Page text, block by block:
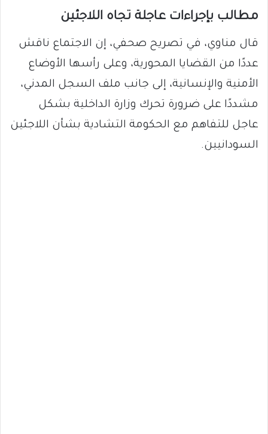
مطالب بإجراءات عاجلة تجاه اللاجئين
قال مناوي، في تصريح صحفي، إن الاجتماع ناقش
عددًا من القضايا المحورية، وعلى رأسها الأوضاع
الأمنية والإنسانية، إلى جانب ملف السجل المدني،
مشددًا على ضرورة تحرك وزارة الداخلية بشكل
عاجل للتفاهم مع الحكومة التشادية بشأن اللاجئين
السودانيين.